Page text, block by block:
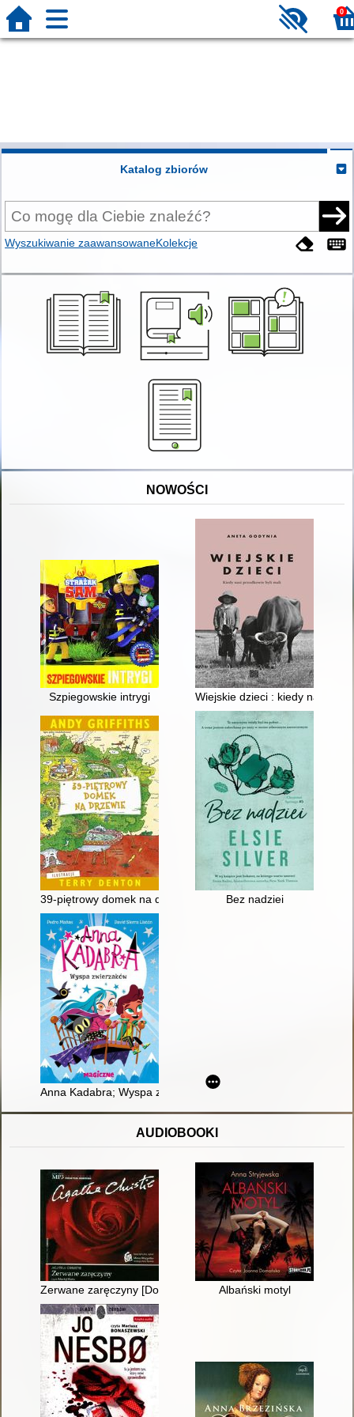
0
Katalog zbiorów
Wyszukiwanie zaawansowaneKolekcje
NOWOŚCI
Szpiegowskie intrygi Wiejskie dzieci : kiedy nasi
39-piętrowy domek na drzewie Bez nadziei
Anna Kadabra; Wyspa zwierzaków
AUDIOBOOKI
Zerwane zaręczyny [Dokument dźwiękowy]Albański motyl